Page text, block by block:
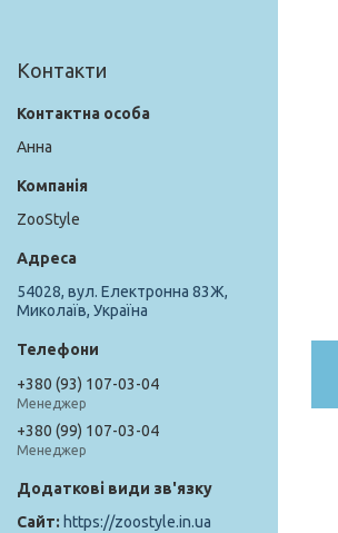
Контакти
Анна
ZooStyle
54028, вул. Електронна 83Ж,
Миколаїв, Україна
+380 (93) 107-03-04
Менеджер
+380 (99) 107-03-04
Менеджер
https://zoostyle.in.ua